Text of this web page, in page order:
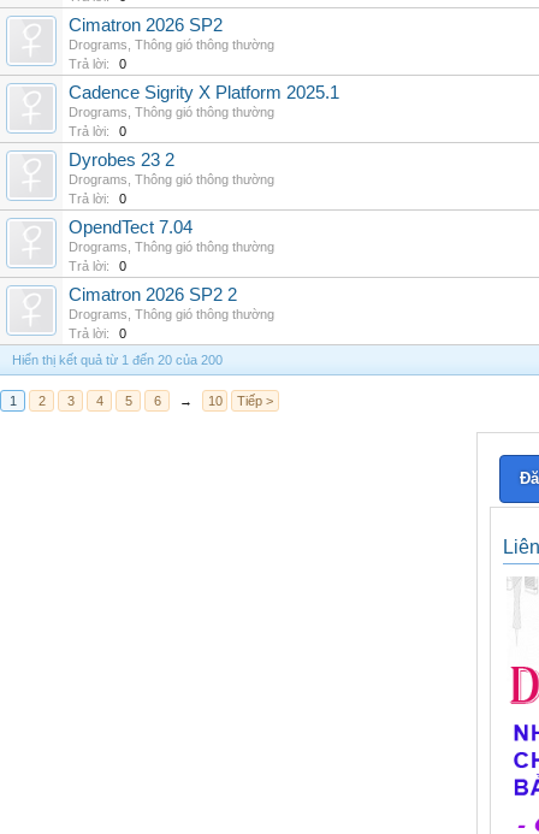
Cimatron 2026 SP2
Drograms Thông gió thông thường
Trả lời:
0
Cadence Sigrity X Platform 2025.1
Drograms Thông gió thông thường
Trả lời:
0
Dyrobes 23 2
Drograms Thông gió thông thường
Trả lời:
0
OpendTect 7.04
Drograms Thông gió thông thường
Trả lời:
0
Cimatron 2026 SP2 2
Drograms Thông gió thông thường
Trả lời:
0
Hiển thị kết quả từ 1 đến 20 của 200
1 2 3 4 5 6 → 10 Tiếp >